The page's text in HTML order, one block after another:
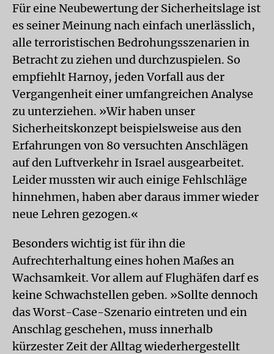
Für eine Neubewertung der Sicherheitslage ist
es seiner Meinung nach einfach unerlässlich,
alle terroristischen Bedrohungsszenarien in
Betracht zu ziehen und durchzuspielen. So
empfiehlt Harnoy, jeden Vorfall aus der
Vergangenheit einer umfangreichen Analyse
zu unterziehen. »Wir haben unser
Sicherheitskonzept beispielsweise aus den
Erfahrungen von 80 versuchten Anschlägen
auf den Luftverkehr in Israel ausgearbeitet.
Leider mussten wir auch einige Fehlschläge
hinnehmen, haben aber daraus immer wieder
neue Lehren gezogen.«
Besonders wichtig ist für ihn die
Aufrechterhaltung eines hohen Maßes an
Wachsamkeit. Vor allem auf Flughäfen darf es
keine Schwachstellen geben. »Sollte dennoch
das Worst-Case-Szenario eintreten und ein
Anschlag geschehen, muss innerhalb
kürzester Zeit der Alltag wiederhergestellt